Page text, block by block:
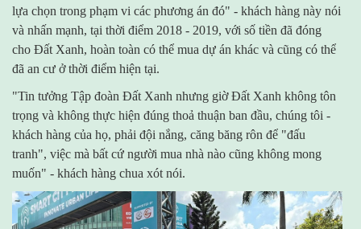
lựa chọn trong phạm vi các phương án đó" - khách hàng này nói
và nhấn mạnh, tại thời điểm 2018 - 2019, với số tiền đã đóng
cho Đất Xanh, hoàn toàn có thể mua dự án khác và cũng có thể
đã an cư ở thời điểm hiện tại.
"Tin tưởng Tập đoàn Đất Xanh nhưng giờ Đất Xanh không tôn
trọng và không thực hiện đúng thoả thuận ban đầu, chúng tôi -
khách hàng của họ, phải đội nắng, căng băng rôn để "đấu
tranh", việc mà bất cứ người mua nhà nào cũng không mong
muốn" - khách hàng chua xót nói.